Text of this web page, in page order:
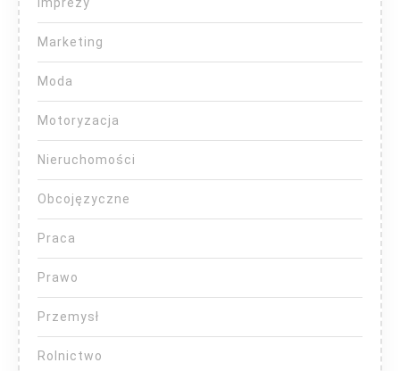
Marketing
Moda
Motoryzacja
Nieruchomości
Obcojęzyczne
Praca
Prawo
Przemysł
Rolnictwo